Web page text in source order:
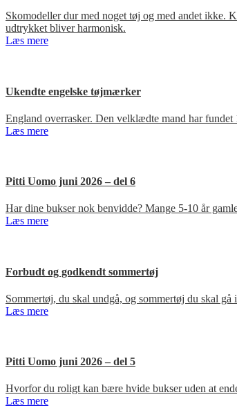
Skomodeller dur med noget tøj og med andet ikke.
udtrykket bliver harmonisk.
Læs mere
Ukendte engelske tøjmærker
England overrasker. Den velklædte mand har
Læs mere
Pitti Uomo juni 2026 – del 6
Har dine bukser nok benvidde? Mange 5-10 år
Læs mere
Forbudt og godkendt sommertøj
Sommertøj, du skal undgå, og sommertøj du skal
Læs mere
Pitti Uomo juni 2026 – del 5
Hvorfor du roligt kan bære hvide bukser uden at
Læs mere